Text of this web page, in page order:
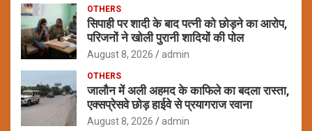
OTHERS
सिपाही पर शादी के बाद पत्नी को छोड़ने का आरोप,
परिजनों ने खोली पुरानी शादियों की पोल
August 8, 2026 admin
OTHERS
जालौन में अली अहमद के काफिले का बदला रास्ता,
एक्सप्रेसवे छोड़ हाईवे से प्रयागराज रवाना
August 8, 2026 admin